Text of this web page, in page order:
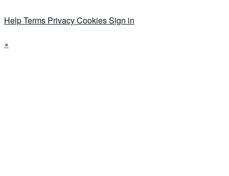
HelpTerms PrivacyCookiesSign in
×